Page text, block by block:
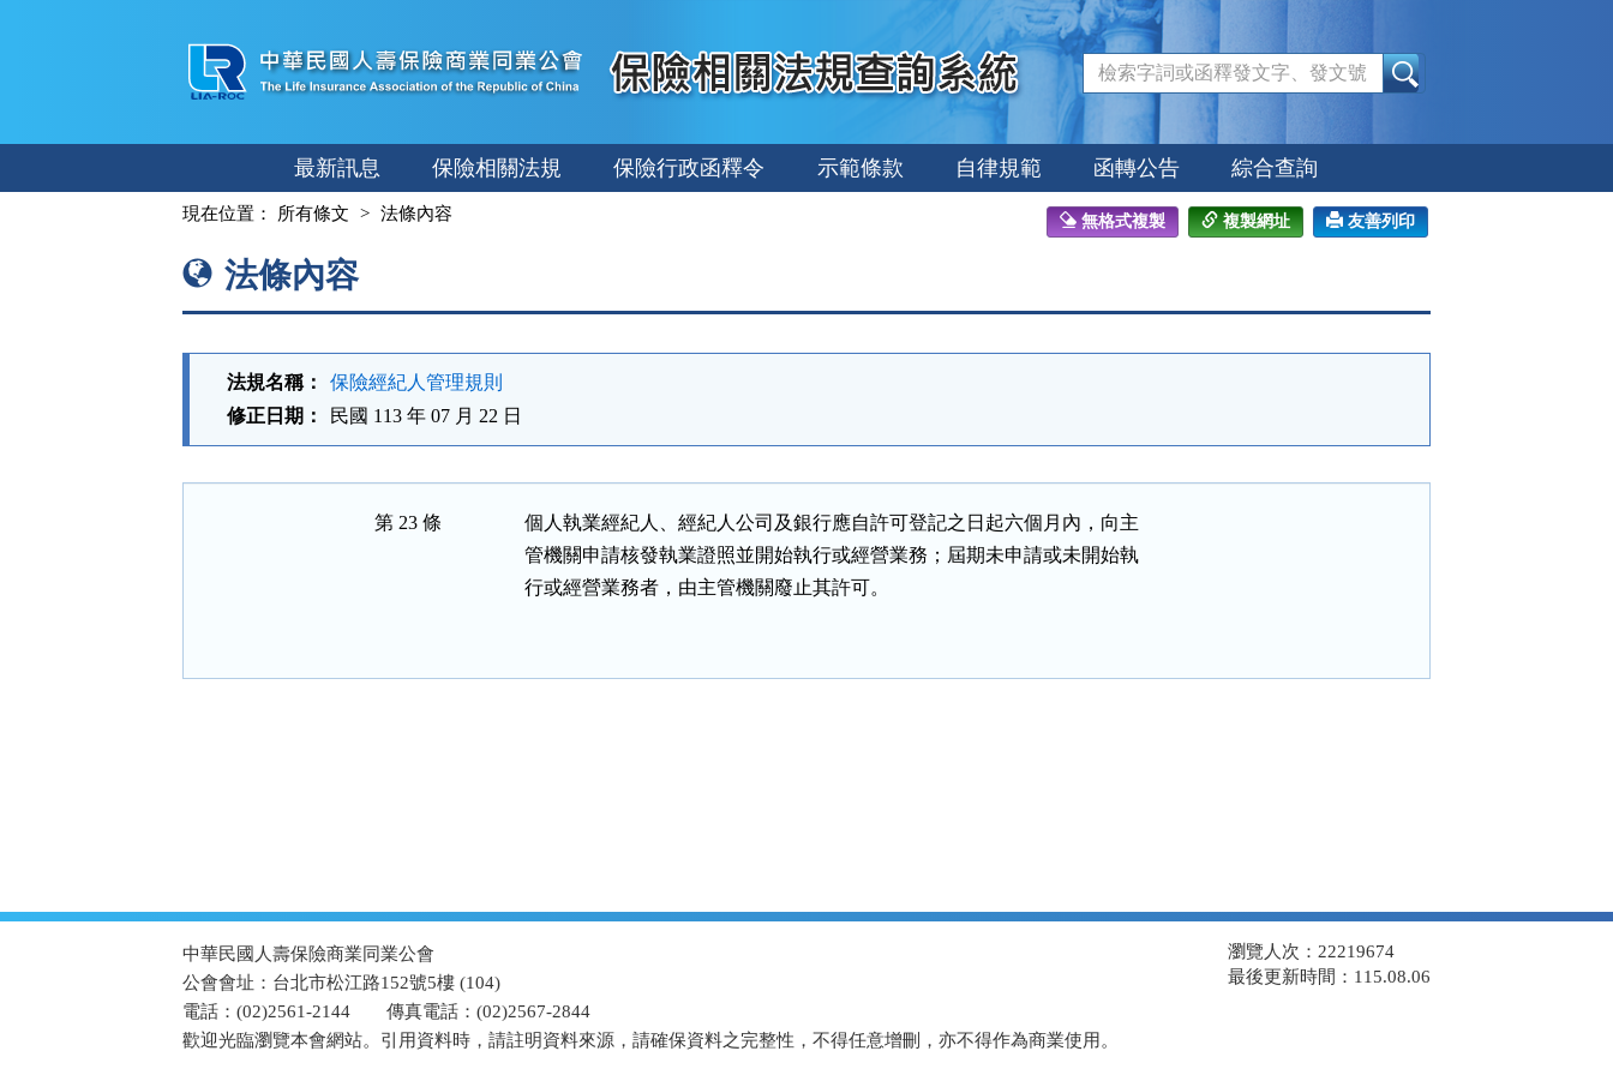
容
最新訊息 保險相關法規 保險行政函釋令 示範條款 自律規範 函轉公告 綜合查詢
現在位置： 所有條文 法條內容 無格式複製 複製網址 友善列印
法條內容
法規名稱：
保險經紀人管理規則
修正日期：
民國 113 年 07 月 22 日
第 23 條
個人執業經紀人、經紀人公司及銀行應自許可登記之日起六個月內，向主
管機關申請核發執業證照並開始執行或經營業務；屆期未申請或未開始執
行或經營業務者，由主管機關廢止其許可。
中華民國人壽保險商業同業公會
公會會址：台北市松江路152號5樓 (104)
電話：(02)2561-2144
傳真電話：(02)2567-2844
歡迎光臨瀏覽本會網站。引用資料時，請註明資料來源，請確保資料之完整性，不得任意增刪，亦不得作為商業使用。
瀏覽人次：22219674
最後更新時間：115.08.06